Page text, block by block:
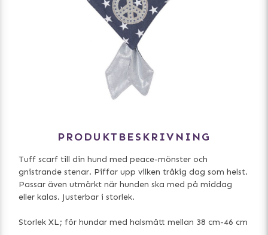
PRODUKTBESKRIVNING
Tuff scarf till din hund med peace-mönster och
gnistrande stenar. Piffar upp vilken tråkig dag som helst.
Passar även utmärkt när hunden ska med på middag
eller kalas. Justerbar i storlek.
Storlek XL; för hundar med halsmått mellan 38 cm-46 cm